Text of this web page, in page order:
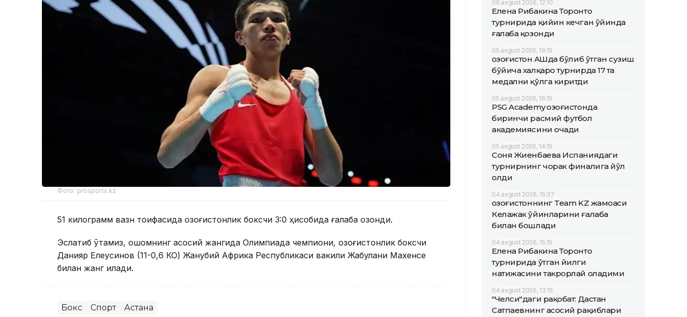
Фото: prosports.kz
51 килограмм вазн тоифасида қозоғистонлик боксчи 3:0 ҳисобида ғалаба қозонди.
Эслатиб ўтамиз, оқшомнинг асосий жангида Олимпиада чемпиони, қозоғистонлик боксчи
Данияр Елеусинов (11-0,6 КО) Жанубий Африка Республикаси вакили Жабулани Махенсе
билан жанг қилади.
Бокс Спорт Астана
06 avgust 2026, 12:10
Елена Рибакина Торонто
турнирида қийин кечган ўйинда
ғалаба қозонди
05 avgust 2026, 19:15
Қозоғистон АҚШда бўлиб ўтган сузиш
бўйича халқаро турнирда 17 та
медални қўлга киритди
05 avgust 2026, 16:15
PSG Academy Қозоғистонда
биринчи расмий футбол
академиясини очади
05 avgust 2026, 14:15
Соня Жиенбаева Испаниядаги
турнирнинг чорак финалига йўл
олди
04 avgust 2026, 15:37
Қозоғистоннинг Team KZ жамоаси
Келажак ўйинларини ғалаба
билан бошлади
04 avgust 2026, 15:15
Елена Рибакина Торонто
турнирида ўтган йилги
натижасини такрорлай оладими
04 avgust 2026, 13:15
"Челси"даги рақобат: Дастан
Сатпаевнинг асосий рақиблари